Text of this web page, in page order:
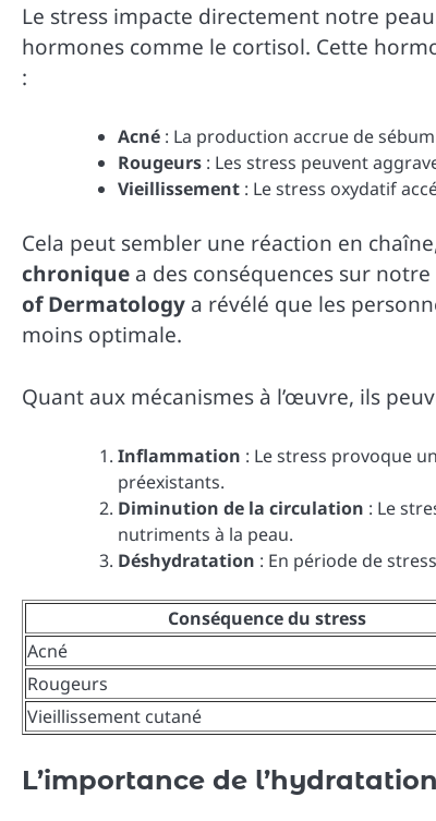
Le stress impacte directement notre
hormones comme le cortisol. Cette
:
Acné : La production accrue de
Rougeurs : Les stress peuvent
Vieillissement : Le stress oxydatif
Cela peut sembler une réaction en
chronique a des conséquences sur
of Dermatology a révélé que les
moins optimale.
Quant aux mécanismes à l’œuvre, ils
Inflammation : Le stress provoque
préexistants.
Diminution de la circulation : Le
nutriments à la peau.
Déshydratation : En période de
Conséquence du stress
Acné
Rougeurs
Vieillissement cutané
L’importance de